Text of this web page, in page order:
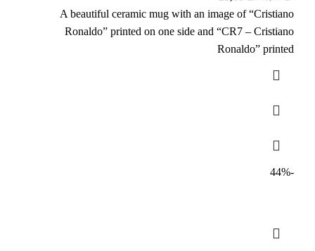
A beautiful ceramic mug with an image of “Cristiano
Ronaldo” printed on one side and “CR7 – Cristiano
Ronaldo” printed
-44%